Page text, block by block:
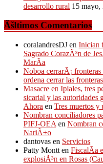
desarrollo rural 15 mayo,
Ãšltimos Comentarios
coralandresDJ en Inician
Sagrado CorazÃ³n de
MarÃ­a
Noboa cerrarÃ¡ fronteras
ordena cerrar las fronteras
Masacre en Ipiales, tres
sicarial y las autoridades
Ahora en Tres muertos y
Nombran conciliadores
PIFJ-OEAen Nombran
NariÃ±o
dantovas en Servicios
Patty Montten FiscalÃ­a
explosiÃ³n en Rosas